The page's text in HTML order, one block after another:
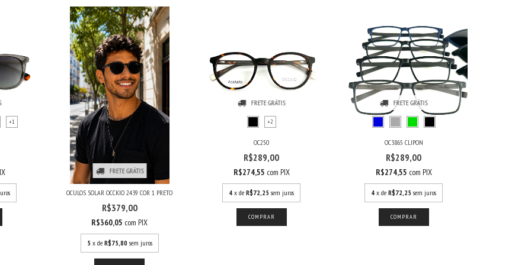
+1
FRETE GRÁTIS
OCULOS SOLAR OCCKIO 2439 COR 1 PRETO
R$379,00
R$360,05 com PIX
5 x de R$75,80 sem juros
FRETE GRÁTIS
+2
OC250
R$289,00
R$274,55 com PIX
4 x deR$72,25 sem juros
COMPRAR
FRETE GRÁTIS
OC3865 CLIPON
R$289,00
R$274,55 com PIX
4 x deR$72,25 sem juros
COMPRAR